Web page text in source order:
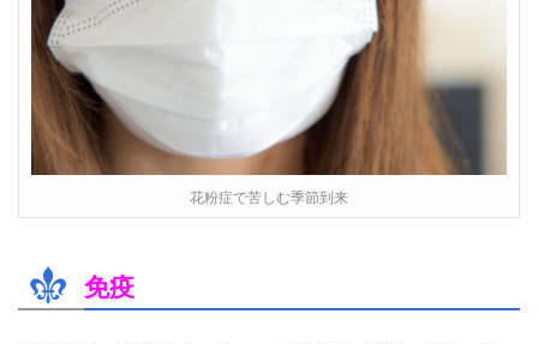
花粉症で苦しむ季節到来
免疫